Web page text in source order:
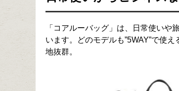
「コアルーバッグ」は、日常使い
います。どのモデルも”5WAY”で使
地抜群。